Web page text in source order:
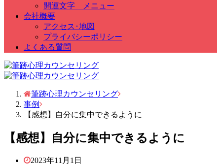
開運文字 メニュー
会社概要
アクセス･地図
プライバシーポリシー
よくある質問
筆跡心理カウンセリング
事例
【感想】自分に集中できるように
【感想】自分に集中できるように
2023年11月1日